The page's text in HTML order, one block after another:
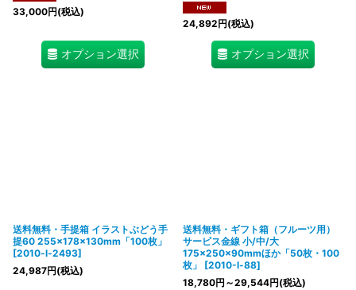
33,000円(税込)
オプション選択
24,892円(税込)
オプション選択
送料無料・手提箱 イラストぶどう手
提60 255×178×130mm「100枚」
[2010-l-2493]
24,987円(税込)
送料無料・ギフト箱（フルーツ用）
サービス金線 小/中/大
175×250×90mmほか「50枚・100
枚」
[2010-l-88]
18,780円 ～29,544円(税込)